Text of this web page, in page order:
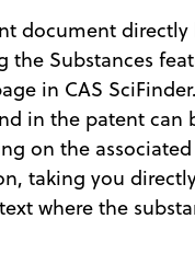
document directly
the Substances
in CAS
in the patent can
on the associated
taking you
where the